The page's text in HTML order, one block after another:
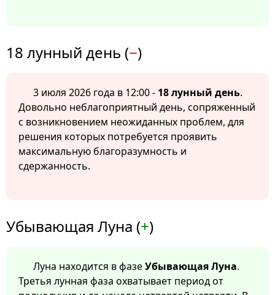
18 лунный день (−)
3 июля 2026 года в 12:00 - 18 лунный день.
Довольно неблагоприятный день, сопряженный
с возникновением неожиданных проблем, для
решения которых потребуется проявить
максимальную благоразумность и
сдержанность.
Убывающая Луна (+)
Луна находится в фазеУбывающая Луна.
Третья лунная фаза охватывает период от